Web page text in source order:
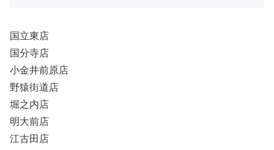
国立東店
国分寺店
小金井前原店
野猿街道店
堀之内店
明大前店
江古田店